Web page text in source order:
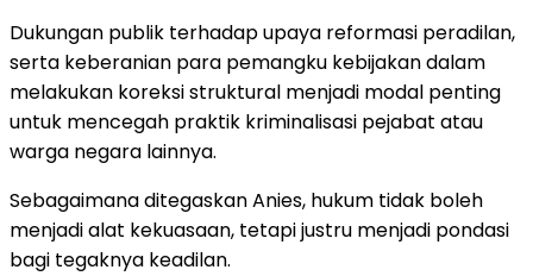
Dukungan publik terhadap upaya reformasi peradilan,
serta keberanian para pemangku kebijakan dalam
melakukan koreksi struktural menjadi modal penting
untuk mencegah praktik kriminalisasi pejabat atau
warga negara lainnya.
Sebagaimana ditegaskan Anies, hukum tidak boleh
menjadi alat kekuasaan, tetapi justru menjadi pondasi
bagi tegaknya keadilan.